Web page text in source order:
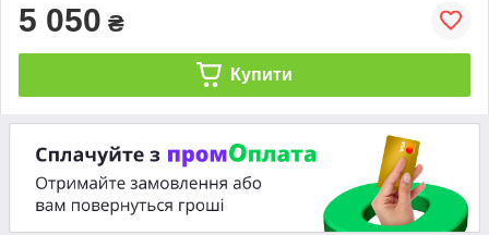
5 050 ₴
Купити